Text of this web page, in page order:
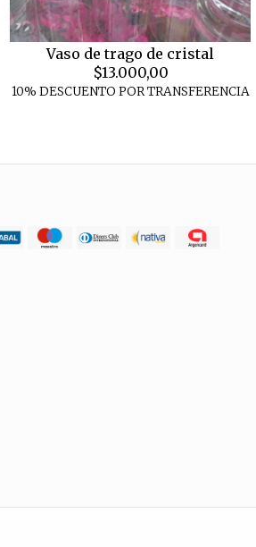
Vaso de trago de cristal
$13.000,00
10% DESCUENTO POR TRANSFERENCIA